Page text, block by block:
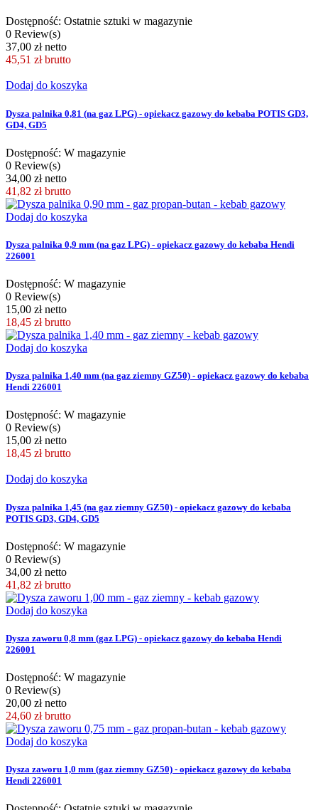
Dostępność: Ostatnie sztuki w magazynie
0 Review(s)
37,00 zł netto
45,51 zł brutto
Dodaj do koszyka
Dysza palnika 0,81 (na gaz LPG) - opiekacz gazowy do kebaba POTIS GD3,
GD4, GD5
Dostępność: W magazynie
0 Review(s)
34,00 zł netto
41,82 zł brutto
Dodaj do koszyka
Dysza palnika 0,9 mm (na gaz LPG) - opiekacz gazowy do kebaba Hendi
226001
Dostępność: W magazynie
0 Review(s)
15,00 zł netto
18,45 zł brutto
Dodaj do koszyka
Dysza palnika 1,40 mm (na gaz ziemny GZ50) - opiekacz gazowy do kebaba
Hendi 226001
Dostępność: W magazynie
0 Review(s)
15,00 zł netto
18,45 zł brutto
Dodaj do koszyka
Dysza palnika 1,45 (na gaz ziemny GZ50) - opiekacz gazowy do kebaba
POTIS GD3, GD4, GD5
Dostępność: W magazynie
0 Review(s)
34,00 zł netto
41,82 zł brutto
Dodaj do koszyka
Dysza zaworu 0,8 mm (gaz LPG) - opiekacz gazowy do kebaba Hendi
226001
Dostępność: W magazynie
0 Review(s)
20,00 zł netto
24,60 zł brutto
Dodaj do koszyka
Dysza zaworu 1,0 mm (gaz ziemny GZ50) - opiekacz gazowy do kebaba
Hendi 226001